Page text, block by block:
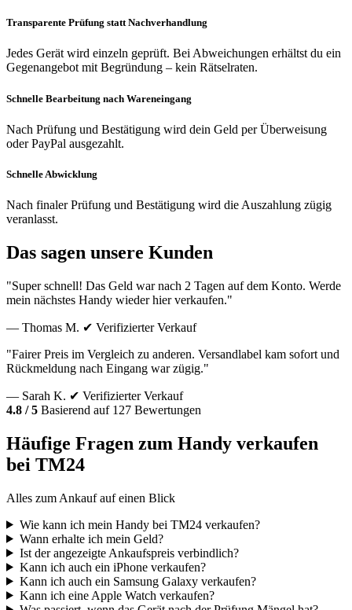
Transparente Prüfung statt Nachverhandlung
Jedes Gerät wird einzeln geprüft. Bei Abweichungen erhältst du ein
Gegenangebot mit Begründung – kein Rätselraten.
Schnelle Bearbeitung nach Wareneingang
Nach Prüfung und Bestätigung wird dein Geld per Überweisung
oder PayPal ausgezahlt.
Schnelle Abwicklung
Nach finaler Prüfung und Bestätigung wird die Auszahlung zügig
veranlasst.
Das sagen unsere Kunden
"Super schnell! Das Geld war nach 2 Tagen auf dem Konto. Werde
mein nächstes Handy wieder hier verkaufen."
— Thomas M. ✔ Verifizierter Verkauf
"Fairer Preis im Vergleich zu anderen. Versandlabel kam sofort und
Rückmeldung nach Eingang war zügig."
— Sarah K. ✔ Verifizierter Verkauf
4.8 / 5 Basierend auf 127 Bewertungen
Häufige Fragen zum Handy verkaufen
bei TM24
Alles zum Ankauf auf einen Blick
Wie kann ich mein Handy bei TM24 verkaufen?
Wann erhalte ich mein Geld?
Ist der angezeigte Ankaufspreis verbindlich?
Kann ich auch ein iPhone verkaufen?
Kann ich auch ein Samsung Galaxy verkaufen?
Kann ich eine Apple Watch verkaufen?